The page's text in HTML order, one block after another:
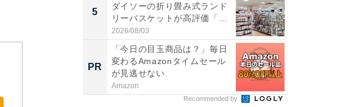
5
ダイソーの折り畳み式ランド
リーバスケットが高評価「使
わ...
2026/08/03
PR
「今日の目玉商品は？」毎日
変わるAmazonタイムセール
が見逃せない
Amazon
Recommended by